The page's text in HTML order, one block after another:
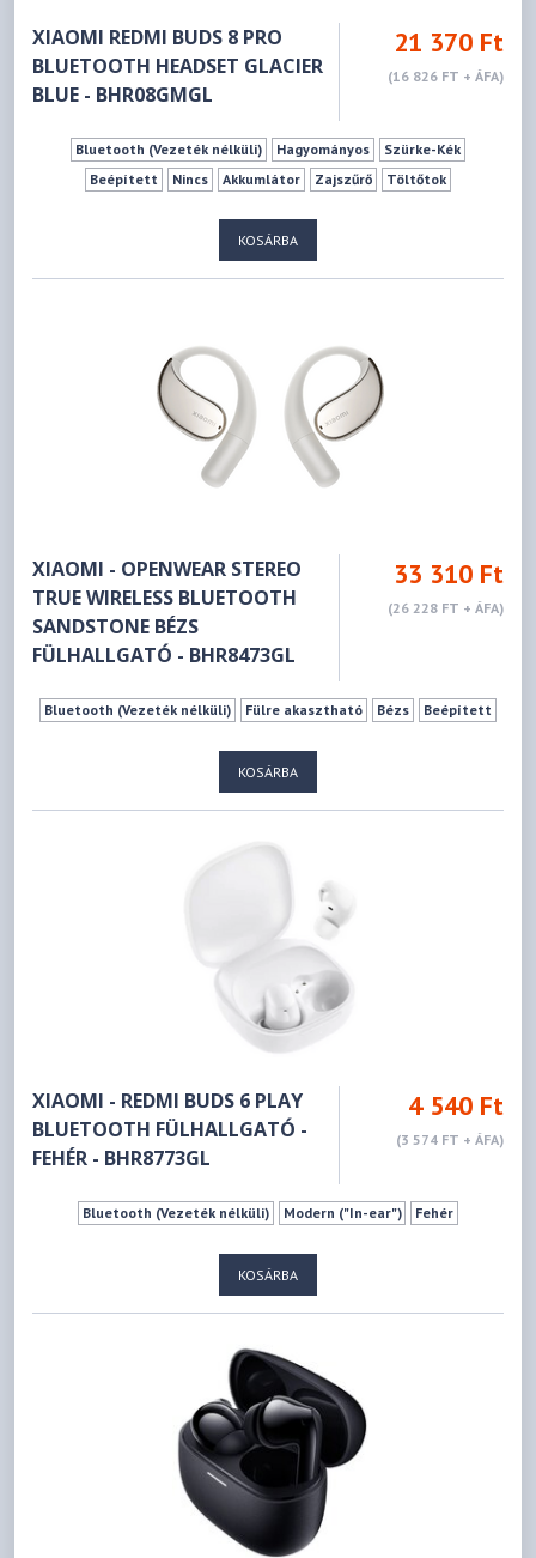
XIAOMI REDMI BUDS 8 PRO
BLUETOOTH HEADSET GLACIER
BLUE - BHR08GMGL
21 370 Ft
(16 826 FT + ÁFA)
Bluetooth (Vezeték nélküli) Hagyományos
Szürke-Kék
Beépített
Nincs Akkumlátor Zajszűrő Töltőtok
KOSÁRBA
XIAOMI - OPENWEAR STEREO
TRUE WIRELESS BLUETOOTH
SANDSTONE BÉZS
FÜLHALLGATÓ - BHR8473GL
33 310 Ft
(26 228 FT + ÁFA)
Bluetooth (Vezeték nélküli) Fülre akasztható Bézs Beépített
KOSÁRBA
XIAOMI - REDMI BUDS 6 PLAY
BLUETOOTH FÜLHALLGATÓ -
FEHÉR - BHR8773GL
4 540 Ft
(3 574 FT + ÁFA)
Bluetooth (Vezeték nélküli) Modern ("In-ear") Fehér
KOSÁRBA